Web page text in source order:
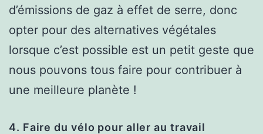
d’émissions de gaz à effet de serre, donc
opter pour des alternatives végétales
lorsque c’est possible est un petit geste que
nous pouvons tous faire pour contribuer à
une meilleure planète !
4. Faire du vélo pour aller au travail